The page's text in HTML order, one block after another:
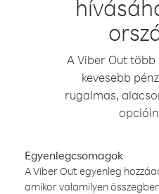
A Viber Out
kevesebb
rugalmas,
Egyenlegcsomagok
A Viber Out egyenleg
amikor valamilyen